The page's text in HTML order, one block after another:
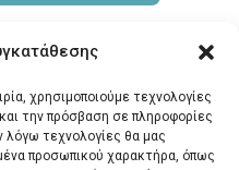
χρησιμοποιούμε τεχνολογίες
την πρόσβαση σε πληροφορίες
τεχνολογίες θα μας
προσωπικού χαρακτήρα, όπως